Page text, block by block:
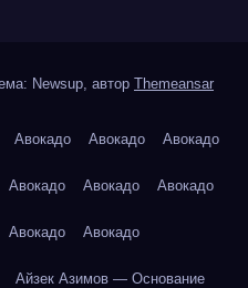
Newsup, автор Themeansar
Авокадо Авокадо Авокадо
Авокадо Авокадо Авокадо
Авокадо Авокадо
Айзек Азимов — Основание